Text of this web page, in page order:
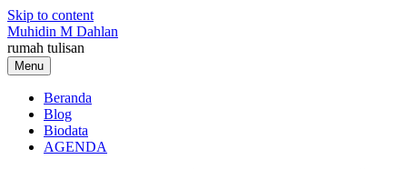
Skip to content
Muhidin M Dahlan
rumah tulisan
Menu
Beranda
Blog
Biodata
AGENDA